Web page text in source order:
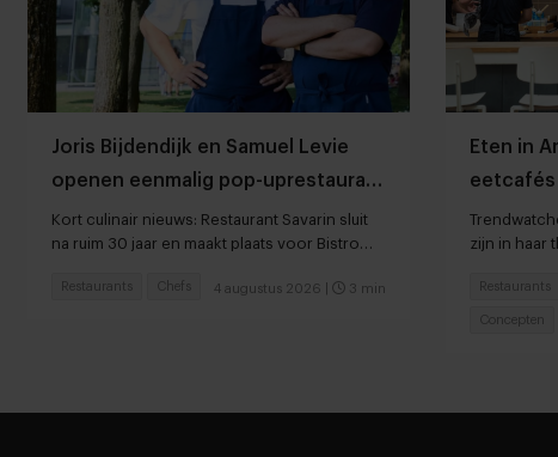
Joris Bijdendijk en Samuel Levie
openen eenmalig pop-uprestaurant
Café de Lepel
Kort culinair nieuws: Restaurant Savarin sluit
na ruim 30 jaar en maakt plaats voor Bistro
4 augustus 2026 3 min
Restaurants Chefs
Eten in
eetcafés
zijn in haar
Restaurants
Concepten